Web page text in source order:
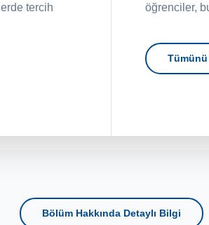
tercih
öğrenciler,
Tümünü
Bölüm Hakkında Detaylı Bilgi